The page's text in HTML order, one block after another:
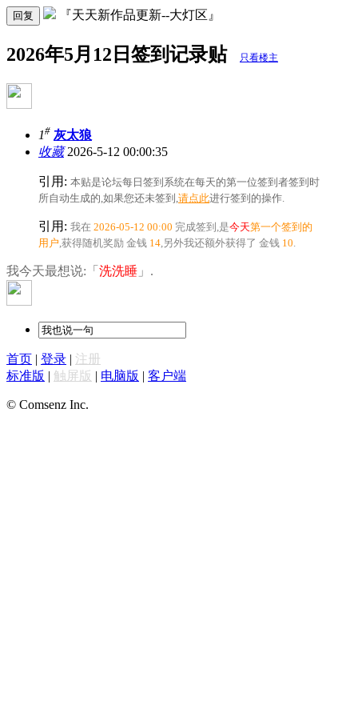
回复 『天天新作品更新--大灯区』
2026年5月12日签到记录贴 只看楼主
1# 灰太狼
收藏2026-5-12 00:00:35
引用: 本贴是论坛每日签到系统在每天的第一位签到者签到时
所自动生成的,如果您还未签到,请点此进行签到的操作.
引用: 我在 2026-05-12 00:00 完成签到,是今天第一个签到的
用户,获得随机奖励 金钱 14,另外我还额外获得了 金钱 10.
我今天最想说:「 洗洗睡 」.
首页 | 登录 | 注册
标准版 | 触屏版 | 电脑版 | 客户端
© Comsenz Inc.